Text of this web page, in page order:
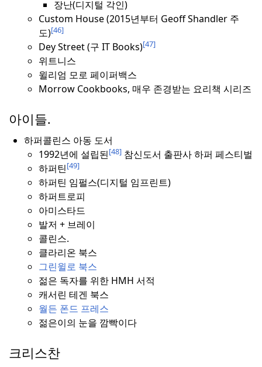
장난(디지털 각인)
Custom House (2015년부터 Geoff Shandler 주
도)[46]
Dey Street (구 IT Books)[47]
위트니스
윌리엄 모로 페이퍼백스
Morrow Cookbooks, 매우 존경받는 요리책 시리즈
아이들.
하퍼콜린스 아동 도서
1992년에 설립된[48] 참신도서 출판사 하퍼 페스티벌
하퍼틴[49]
하퍼틴 임펄스(디지털 임프린트)
하퍼트로피
아미스타드
발저 + 브레이
콜린스.
클라리온 북스
그린윌로 북스
젊은 독자를 위한 HMH 서적
캐서린 테겐 북스
월든 폰드 프레스
젊은이의 눈을 깜빡이다
크리스찬